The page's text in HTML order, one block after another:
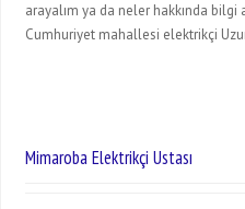
arayalım ya da neler hakkında
Cumhuriyet mahallesi elektrikçi
Mimaroba Elektrikçi Ustası